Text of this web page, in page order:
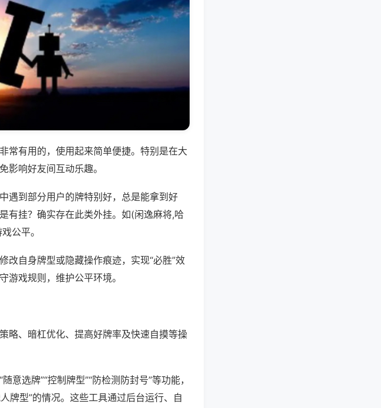
常有用的，使用起来简单便捷。特别是在大
影响好友间互动乐趣。
遇到部分用户的牌特别好，总是能拿到好
有挂？确实存在此类外挂。如(闲逸麻将,哈
公平。
改自身牌型或隐藏操作痕迹，实现“必胜”效
游戏规则，维护公平环境。
略、暗杠优化、提高好牌率及快速自摸等操
选牌”“控制牌型”“防检测防封号”等功能，
牌型”的情况。这些工具通过后台运行、自